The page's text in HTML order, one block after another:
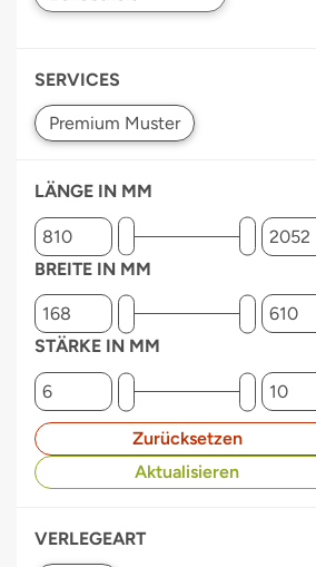
SERVICES
LÄNGE IN MM
BREITE IN MM
STÄRKE IN MM
Zurücksetzen
Aktualisieren
VERLEGEART